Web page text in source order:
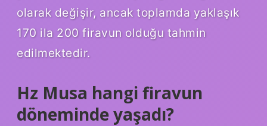
olarak değişir, ancak toplamda yaklaşık
170 ila 200 firavun olduğu tahmin
edilmektedir.
Hz Musa hangi firavun
döneminde yaşadı?